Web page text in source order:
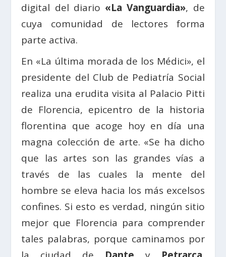
digital del diario «La Vanguardia», de
cuya comunidad de lectores forma
parte activa.
En «La última morada de los Médici», el
presidente del Club de Pediatría Social
realiza una erudita visita al Palacio Pitti
de Florencia, epicentro de la historia
florentina que acoge hoy en día una
magna colección de arte. «Se ha dicho
que las artes son las grandes vías a
través de las cuales la mente del
hombre se eleva hacia los más excelsos
confines. Si esto es verdad, ningún sitio
mejor que Florencia para comprender
tales palabras, porque caminamos por